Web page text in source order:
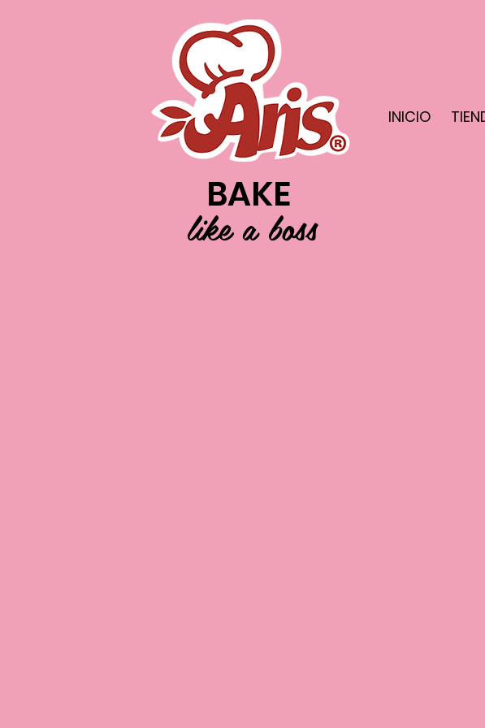
BAKE
like a boss
INICIO